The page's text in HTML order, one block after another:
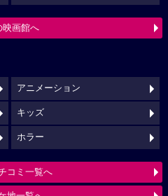
映画館へ
アニメーション
キッズ
ホラー
コミ一覧へ